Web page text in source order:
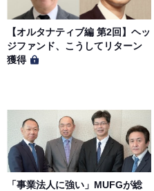
【オルタナティブ編 第2回】ヘッ
ジファンド、こうしてリターン
獲得
「事業法人に強い」MUFGが総